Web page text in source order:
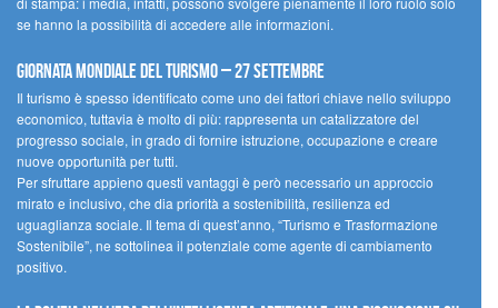
se hanno la possibilità di accedere alle informazioni.
Giornata mondiale del turismo – 27 settembre
Il turismo è spesso identificato come uno dei fattori chiave nello sviluppo
economico, tuttavia è molto di più: rappresenta un catalizzatore del
progresso sociale, in grado di fornire istruzione, occupazione e creare
nuove opportunità per tutti.
Per sfruttare appieno questi vantaggi è però necessario un approccio
mirato e inclusivo, che dia priorità a sostenibilità, resilienza ed
uguaglianza sociale. Il tema di quest’anno, “Turismo e Trasformazione
Sostenibile”, ne sottolinea il potenziale come agente di cambiamento
positivo.